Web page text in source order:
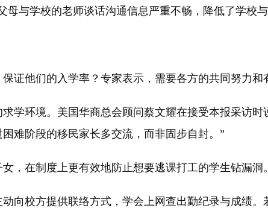
与学校的老师谈话沟通信息严重不畅，降低了学校与
他们的入学率？专家表示，需要各方的共同努力和
环境。美国华商总会顾问蔡文耀在接受本报采访时
难阶段的移民家长多交流，而非固步自封。”
在制度上更有效地防止想要逃课打工的学生钻漏洞。
校方提供联络方式，学会上网查出勤纪录与成绩。